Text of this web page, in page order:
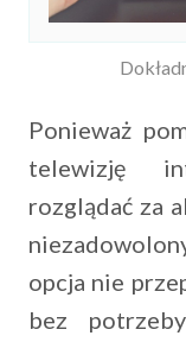
Ponieważ
telewizję
rozglądać za
opcja nie
bez